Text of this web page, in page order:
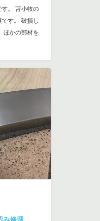
す。 苫小牧の
す。 破損し
ほかの部材を